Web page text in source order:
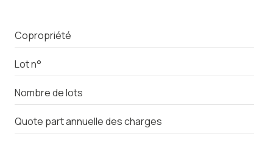
Copropriété
Lot n°
Nombre de lots
Quote part annuelle des charges